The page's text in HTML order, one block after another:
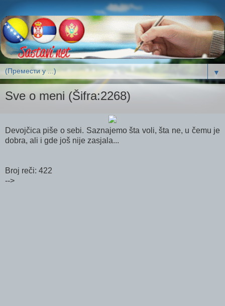
▼
Sve o meni (Šifra:2268)
Devojčica piše o sebi. Saznajemo šta voli, šta ne, u čemu je
dobra, ali i gde još nije zasjala...
Broj reči: 422
-->